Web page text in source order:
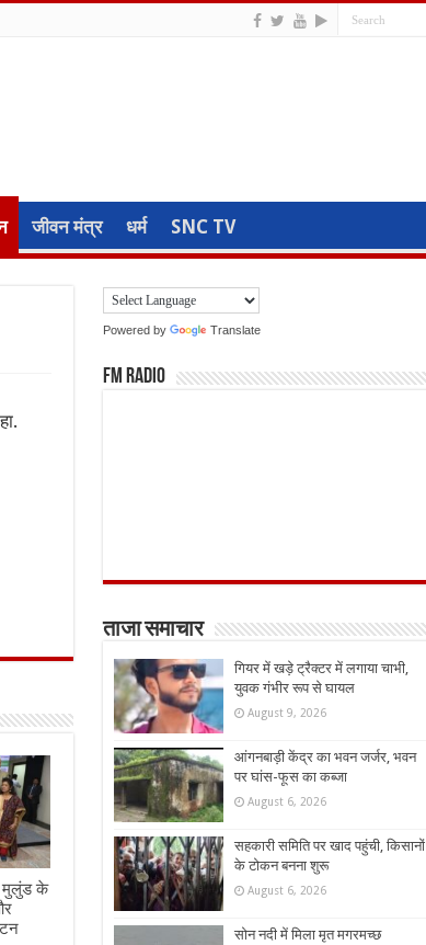
जीवन मंत्र धर्म SNC TV
मुलुंड के
Powered by Translate
FM Radio
ताजा समाचार
गियर में खड़े ट्रैक्टर में लगाया चाभी,
युवक गंभीर रूप से घायल
August 9, 2026
आंगनबाड़ी केंद्र का भवन जर्जर, भवन
पर घांस-फूस का कब्जा
August 6, 2026
सहकारी समिति पर खाद पहुंची, किसानों
के टोकन बनना शुरू
August 6, 2026
सोन नदी में मिला मृत मगरमच्छ